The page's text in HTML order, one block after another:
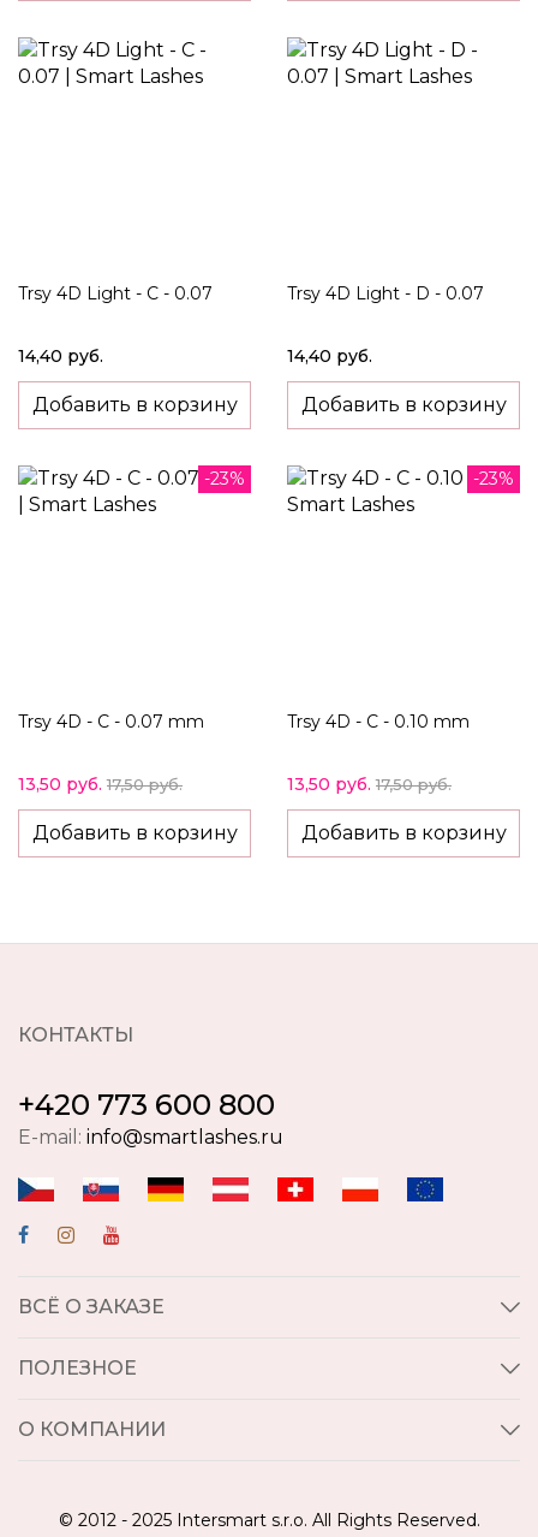
Trsy 4D Light - C - 0.07
14,40 руб.
Добавить в корзину
Trsy 4D Light - D - 0.07
14,40 руб.
Добавить в корзину
-23%
Trsy 4D - C - 0.07 mm
13,50 руб. 17,50 руб.
Добавить в корзину
-23%
Trsy 4D - C - 0.10 mm
13,50 руб. 17,50 руб.
Добавить в корзину
КОНТАКТЫ
+420 773 600 800
E-mail: info@smartlashes.ru
ВСЁ О ЗАКАЗЕ
ПОЛЕЗНОЕ
О КОМПАНИИ
© 2012 - 2025 Intersmart s.r.o. All Rights Reserved.